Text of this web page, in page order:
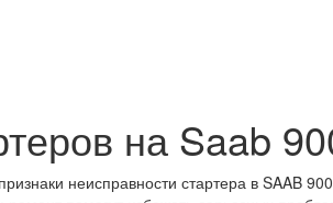
на Saab
неисправности стартера в SAAB